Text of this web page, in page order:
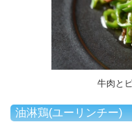
牛肉と
油淋鶏(ユーリンチー)